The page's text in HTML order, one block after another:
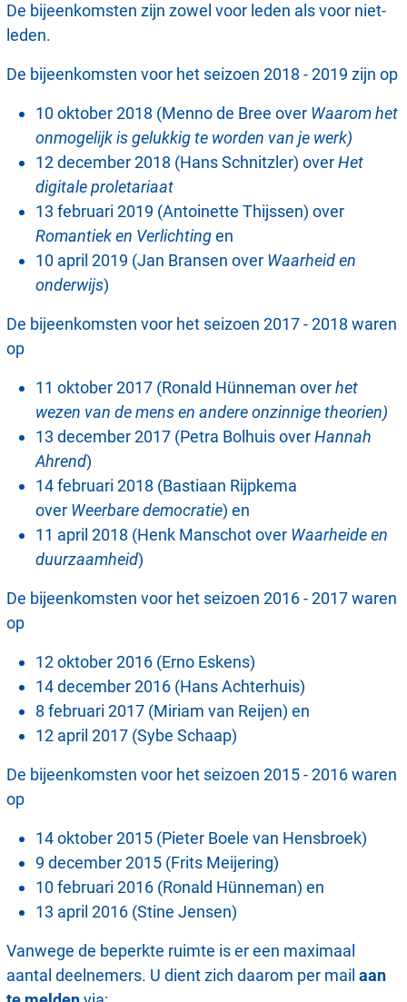
De bijeenkomsten zijn zowel voor leden als voor niet-
leden.
De bijeenkomsten voor het seizoen 2018 - 2019 zijn op
10 oktober 2018 (Menno de Bree over Waarom het
onmogelijk is gelukkig te worden van je werk)
12 december 2018 (Hans Schnitzler) overHet
digitale proletariaat
13 februari 2019 (Antoinette Thijssen) over
Romantiek en Verlichtingen
10 april 2019 (Jan Bransen over Waarheid en
onderwijs)
De bijeenkomsten voor het seizoen 2017 - 2018 waren
op
11 oktober 2017 (Ronald Hünneman overhet
wezen van de mens en andere onzinnige theorien)
13 december 2017 (Petra Bolhuis overHannah
Ahrend)
14 februari 2018 (Bastiaan Rijpkema
over Weerbare democratie) en
11 april 2018 (Henk Manschot over Waarheide en
duurzaamheid)
De bijeenkomsten voor het seizoen 2016 - 2017 waren
op
12 oktober 2016 (Erno Eskens)
14 december 2016 (Hans Achterhuis)
8 februari 2017 (Miriam van Reijen) en
12 april 2017 (Sybe Schaap)
De bijeenkomsten voor het seizoen 2015 - 2016 waren
op
14 oktober 2015 (Pieter Boele van Hensbroek)
9 december 2015 (Frits Meijering)
10 februari 2016 (Ronald Hünneman) en
13 april 2016 (Stine Jensen)
Vanwege de beperkte ruimte is er een maximaal
aantal deelnemers. U dient zich daarom per mailaan